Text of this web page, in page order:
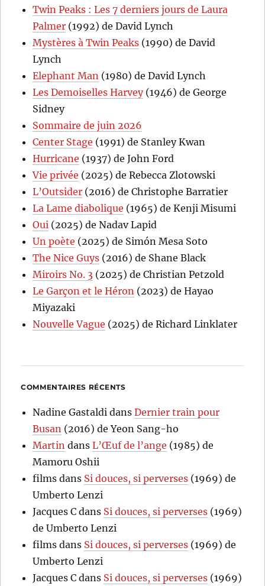
Twin Peaks : Les 7 derniers jours de Laura
Palmer (1992) de David Lynch
Mystères à Twin Peaks (1990) de David
Lynch
Elephant Man (1980) de David Lynch
Les Demoiselles Harvey(1946) de George
Sidney
Sommaire de juin 2026
Center Stage (1991) de Stanley Kwan
Hurricane (1937) de John Ford
Vie privée (2025) de Rebecca Zlotowski
L’Outsider (2016) de Christophe Barratier
La Lame diabolique (1965) de Kenji Misumi
Oui (2025) de Nadav Lapid
Un poète (2025) de Simón Mesa Soto
The Nice Guys (2016) de Shane Black
Miroirs No. 3 (2025) de Christian Petzold
Le Garçon et le Héron (2023) de Hayao
Miyazaki
Nouvelle Vague (2025) de Richard Linklater
COMMENTAIRES RÉCENTS
Nadine Gastaldi dansDernier train pour
Busan (2016) de Yeon Sang-ho
Martin dansL’Œuf de l’ange (1985) de
Mamoru Oshii
films dans Si douces, si perverses (1969) de
Umberto Lenzi
Jacques C dans Si douces, si perverses (1969)
de Umberto Lenzi
films dans Si douces, si perverses (1969) de
Umberto Lenzi
Jacques C dans Si douces, si perverses (1969)